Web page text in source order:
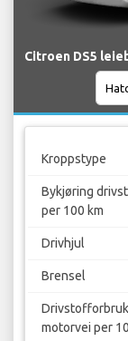
Citroen DS5
Kroppstype
Bykjøring
per 100 km
Drivhjul
Brensel
motorvei per